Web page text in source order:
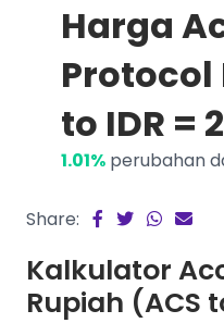
Harga
Protocol
to IDR =
1.01% perubahan
Share:
Kalkulator
Rupiah (ACS